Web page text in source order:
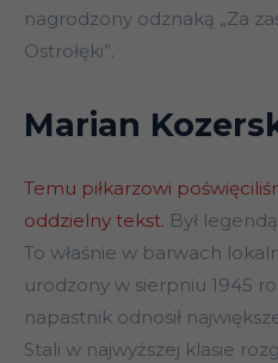
nagrodzony odznaką „Za
Ostrołęki”.
Marian
Temu piłkarzowi
oddzielny tekst. Był
To właśnie w barwach
urodzony w sierpniu 1945
napastnik odnosił
Stali w najwyższej klasie